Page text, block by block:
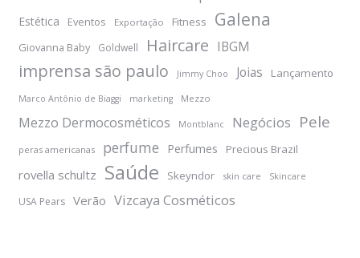
Estética Eventos Exportação Fitness Galena
Giovanna Baby Goldwell Haircare IBGM
imprensa são paulo Jimmy Choo Joias Lançamento
Marco Antônio de Biaggi marketing Mezzo
Mezzo Dermocosméticos Montblanc Negócios Pele
peras americanas perfume Perfumes Precious Brazil
rovella schultz Saúde Skeyndor skin care Skincare
USA Pears Verão Vizcaya Cosméticos